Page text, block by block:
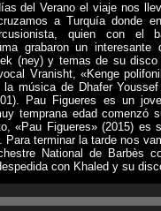
del Verano el viaje nos
a Turquía donde
quien con el
grabaron un interesante
(ney) y temas de su disco
Vranisht, «Kenge
música de Dhafer
Pau Figueres es un
temprana edad comenzó
«Pau Figueres» (2015) es
Para terminar la tarde nos
National de Barbès
con Khaled y su